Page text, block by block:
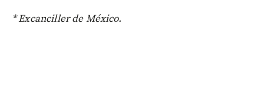
* Excanciller de México.